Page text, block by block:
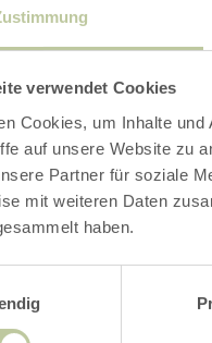
verwendet Cookies
Cookies, um Inhalte
auf unsere Website zu
Partner für soziale
mit weiteren Daten
haben.